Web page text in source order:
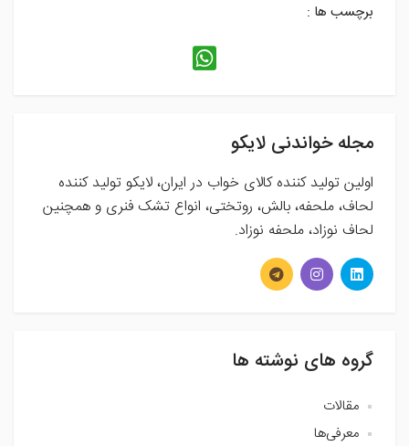
برچسب ها :
مجله خواندنی لایکو
اولین تولید کننده کالای خواب در ایران، لایکو تولید کننده
لحاف، ملحفه، بالش، روتختی، انواع تشک فنری و همچنین
لحاف نوزاد، ملحفه نوزاد.
گروه های نوشته ها
مقالات
معرفی‌ها